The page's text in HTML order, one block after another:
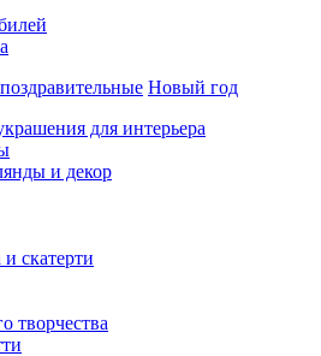
Новый год
для интерьера
и декор
и скатерти
творчества